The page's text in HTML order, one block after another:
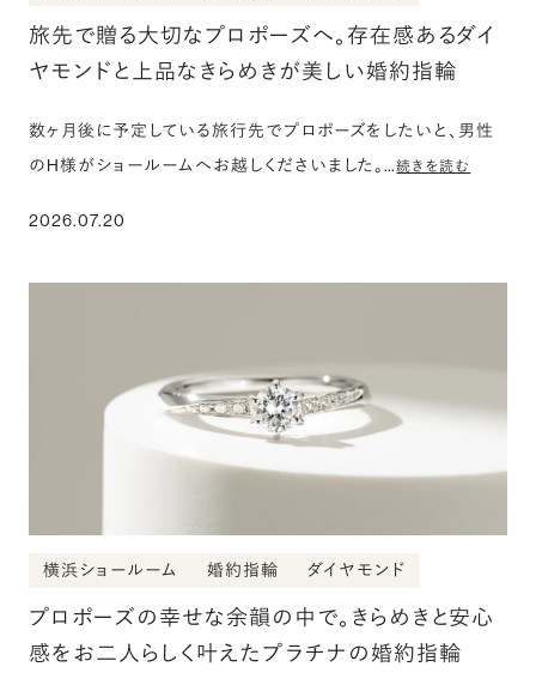
旅先で贈る大切なプロポーズへ。存在感あるダイ
ヤモンドと上品なきらめきが美しい婚約指輪
数ヶ月後に予定している旅行先でプロポーズをしたいと、男性
のH様がショールームへお越しくださいました。…続きを読む
2026.07.20
横浜ショールーム 婚約指輪 ダイヤモンド
プロポーズの幸せな余韻の中で。きらめきと安心
感をお二人らしく叶えたプラチナの婚約指輪